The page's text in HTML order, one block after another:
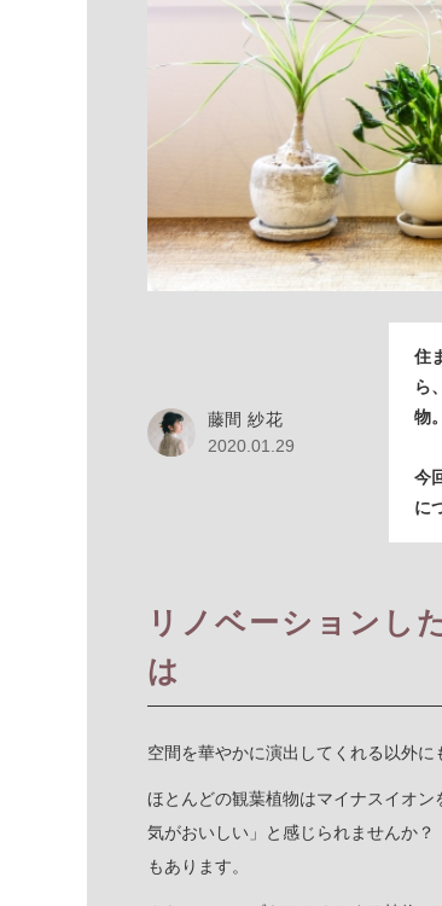
藤間 紗花
2020.01.29
住
ら
物。
今
に
リノベーションし
は
空間を華やかに演出してくれる以外に
ほとんどの観葉植物はマイナスイオ
気がおいしい」と感じられませんか
もあります。